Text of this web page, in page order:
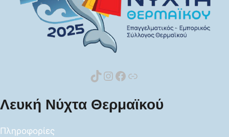
TikTok Instagram Facebook Link
Λευκή Νύχτα Θερμαϊκού
Πληροφορίες